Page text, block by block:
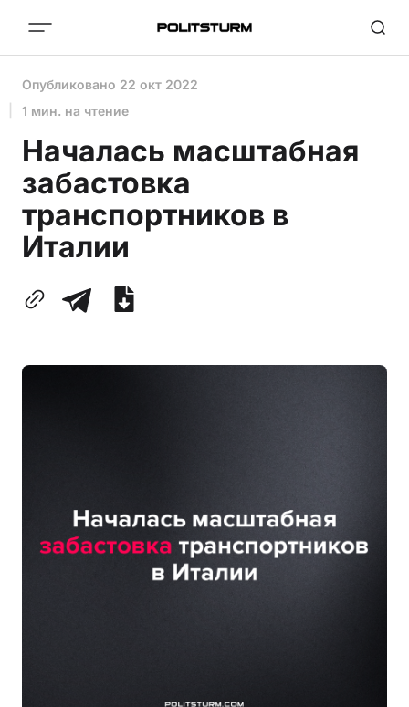
Опубликовано 22 окт 2022
1 мин. на чтение
Началась масштабная
забастовка
транспортников в
Италии